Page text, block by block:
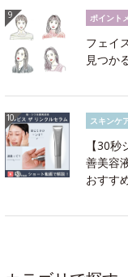
ポイント
フェイ
見つか
スキンケ
【30
善美容
おすす